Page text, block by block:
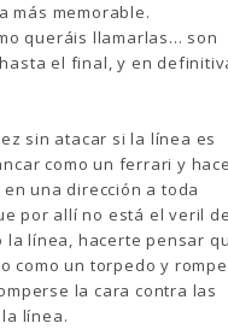
más memorable.
queráis llamarlas... son
el final, y en
sin atacar si la línea es
como un ferrari y
una dirección a toda
por allí no está el veril de
línea, hacerte pensar
como un torpedo y
la cara contra las
línea.